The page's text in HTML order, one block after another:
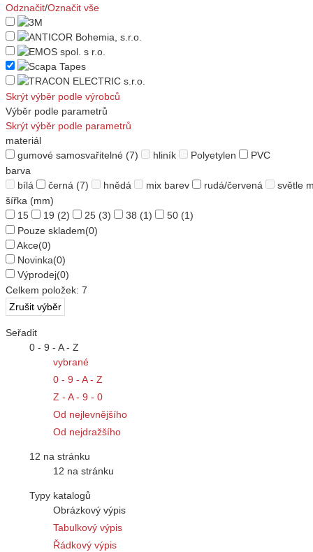
Odznačit/Označit vše
Skrýt výběr podle výrobců
Výběr podle parametrů
Skrýt výběr podle parametrů
materiál
gumové samosvařitelné (7) hliník Polyetylen
PVC
barva
bílá
černá (7) hnědá mix barev rudá/červená
světle
šířka (mm)
15
19 (2) 25 (3) 38 (1) 50 (1)
Pouze skladem(0)
Akce(0)
Novinka(0)
Výprodej(0)
Celkem položek: 7
Seřadit
0 - 9 - A - Z
vybrané
0 - 9 - A - Z
Z - A - 9 - 0
Od nejlevnějšího
Od nejdražšího
12 na stránku
12 na stránku
Typy katalogů
Obrázkový výpis
Tabulkový výpis
Řádkový výpis